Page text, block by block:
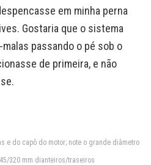
em minha perna
Gostaria que o sistema
passando o pé sob o
de primeira, e não
e do capô do motor; note o grande diâmetro
320 mm dianteiros/traseiros